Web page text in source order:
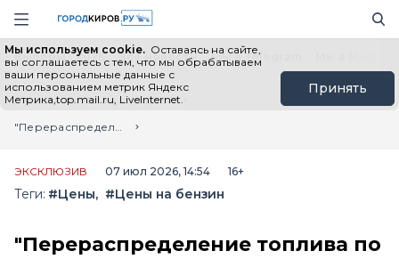
Навигация сайта
Мы используем cookie. Оставаясь на сайте,
вы соглашаетесь с тем, что мы обрабатываем
ваши персональные данные с
использованием метрик Яндекс
Метрика,top.mail.ru, LiveInternet.
Принять
Выборы - 2026 Все новости Мы в Telegram
Главная
Лента новостей
"Перераспределение топлива по Центральной России": кировские власти объяснили ситуацию с бензином
ЭКСКЛЮЗИВ 07 июл 2026, 14:54 16+
Теги: #Цены #Цены на бензин
"Перераспределение топлива по